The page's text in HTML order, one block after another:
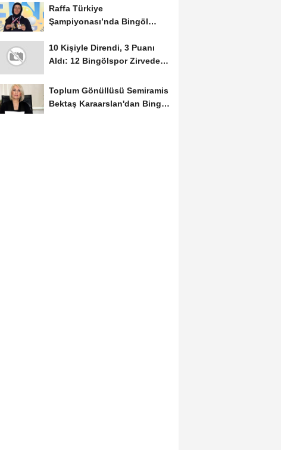
Raffa Türkiye
Şampiyonası’nda Bingöl
10 Kişiyle Direndi, 3 Puanı
Aldı: 12 Bingölspor Zirvedeki
Toplum Gönüllüsü Semiramis
Bektaş Karaarslan'dan Bingöl